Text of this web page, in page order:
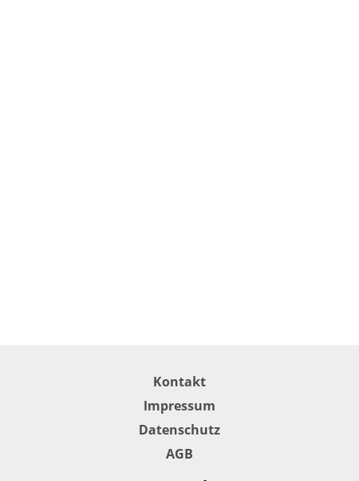
Kontakt
Impressum
Datenschutz
AGB